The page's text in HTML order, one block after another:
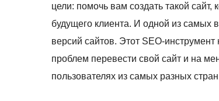
цели: помочь вам создать такой
будущего клиента. И одной из
версий сайтов. Этот SEO-
проблем перевести свой сайт и на
пользователях из самых разных